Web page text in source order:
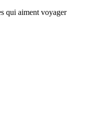
qui aiment voyager